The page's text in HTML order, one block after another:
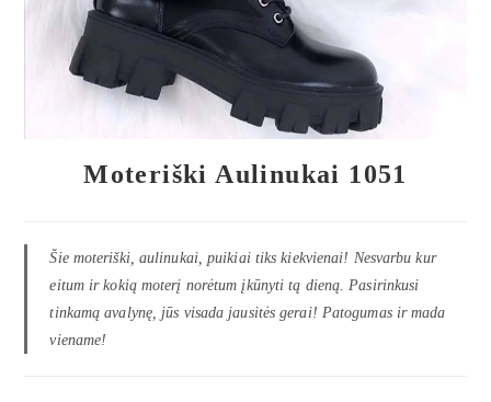
Moteriški Aulinukai 1051
Šie moteriški, aulinukai, puikiai tiks kiekvienai! Nesvarbu kur
eitum ir kokią moterį norėtum įkūnyti tą dieną. Pasirinkusi
tinkamą avalynę, jūs visada jausitės gerai! Patogumas ir mada
viename!